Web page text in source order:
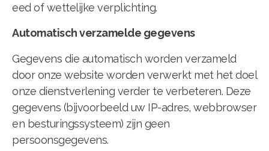
eed of wettelijke verplichting.
Automatisch verzamelde gegevens
Gegevens die automatisch worden verzameld
door onze website worden verwerkt met het doel
onze dienstverlening verder te verbeteren. Deze
gegevens (bijvoorbeeld uw IP-adres, webbrowser
en besturingssysteem) zijn geen
persoonsgegevens.